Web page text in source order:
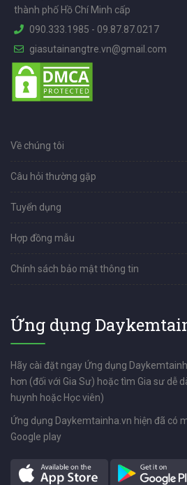
thành phố Hồ Chí Minh cấp
090.333.1985 - 09.87.87.0217
giasutainangtre.vn@gmail.com
Về chúng tôi
Câu hỏi thường gặp
Tuyển dụng
Hợp đồng mẫu
Chính sách bảo mật thông tin
Ứng dụng
Hãy cài đặt ngay Ứng dụng
hơn (đối với Gia Sư) hoặc tìm Gia sư dễ
huynh hoặc Học viên)
Ứng dụng Daykemtainha.vn hiện đã có
Google play